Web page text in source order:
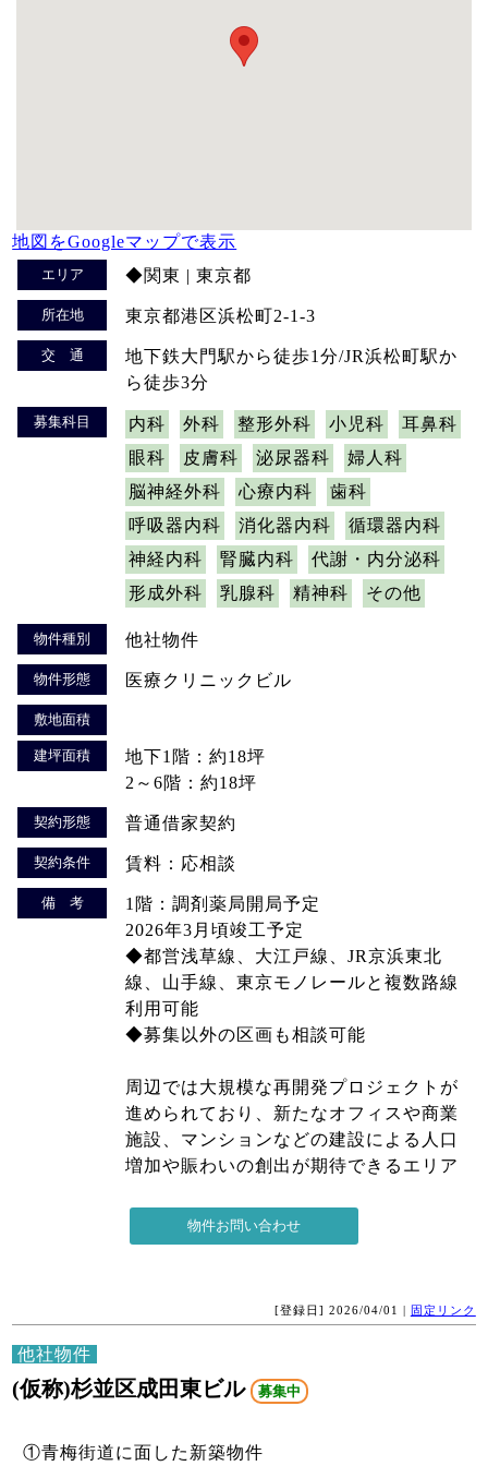
地図をGoogleマップで表示
エリア ◆関東 | 東京都
所在地 東京都港区浜松町2-1-3
交 通
地下鉄大門駅から徒歩1分/JR浜松町駅か
ら徒歩3分
募集科目 内科 外科 整形外科 小児科
耳鼻科
眼科
皮膚科 泌尿器科
婦人科
脳神経外科
心療内科
歯科
呼吸器内科
消化器内科
循環器内科
神経内科
腎臓内科
代謝・内分泌科
形成外科
乳腺科 精神科 その他
物件種別 他社物件
物件形態 医療クリニックビル
敷地面積
建坪面積
地下1階：約18坪
2～6階：約18坪
契約形態 普通借家契約
契約条件 賃料：応相談
備 考
1階：調剤薬局開局予定
2026年3月頃竣工予定
◆都営浅草線、大江戸線、JR京浜東北
線、山手線、東京モノレールと複数路線
利用可能
◆募集以外の区画も相談可能
周辺では大規模な再開発プロジェクトが
進められており、新たなオフィスや商業
施設、マンションなどの建設による人口
増加や賑わいの創出が期待できるエリア
[登録日] 2026/04/01 | 固定リンク
他社物件
(仮称)杉並区成田東ビル 募集中
①青梅街道に面した新築物件